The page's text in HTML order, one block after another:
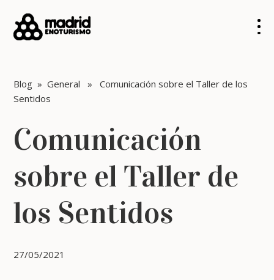
Blog »General » Comunicación sobre el Taller de los
Sentidos
Comunicación
sobre el Taller de
los Sentidos
27/05/2021